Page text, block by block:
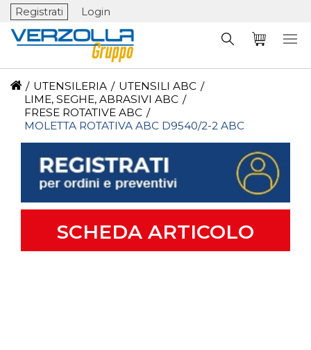
Registrati Login
/ UTENSILERIA / UTENSILI ABC /
LIME, SEGHE, ABRASIVI ABC /
FRESE ROTATIVE ABC /
MOLETTA ROTATIVA ABC D9540/2-2 ABC
SCHEDA ARTICOLO